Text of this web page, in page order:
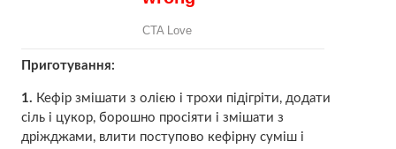
Приготування:
1. Кефір змішати з олією і трохи підігріти, додати
сіль і цукор, борошно просіяти і змішати з
дріжджами, влити поступово кефірну суміш і